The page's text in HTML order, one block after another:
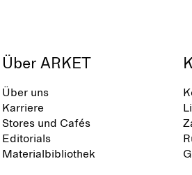
Über ARKET
Über uns
Karriere
Stores und Cafés
Editorials
Materialbibliothek